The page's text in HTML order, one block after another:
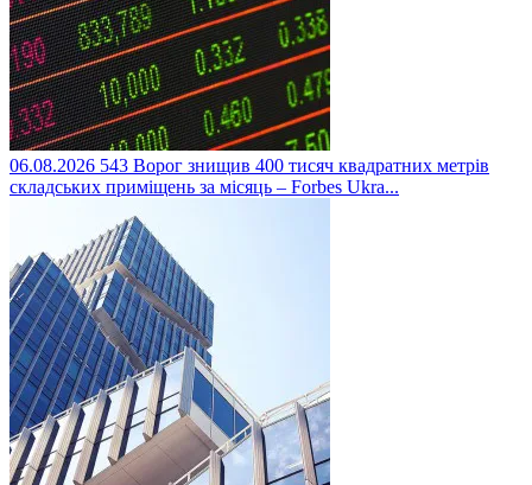
06.08.2026 543 Ворог знищив 400 тисяч квадратних метрів
складських приміщень за місяць – Forbes Ukra...